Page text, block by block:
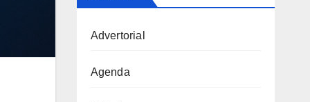
Advertorial
Agenda